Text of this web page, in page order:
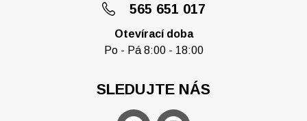
565 651 017
Otevírací doba
Po - Pá 8:00 - 18:00
SLEDUJTE NÁS